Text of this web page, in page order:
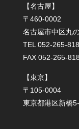
【名古屋】
〒460-0002
名古屋市中区丸
TEL 052-265-
FAX 052-265-
【東京】
〒105-0004
東京都港区新橋